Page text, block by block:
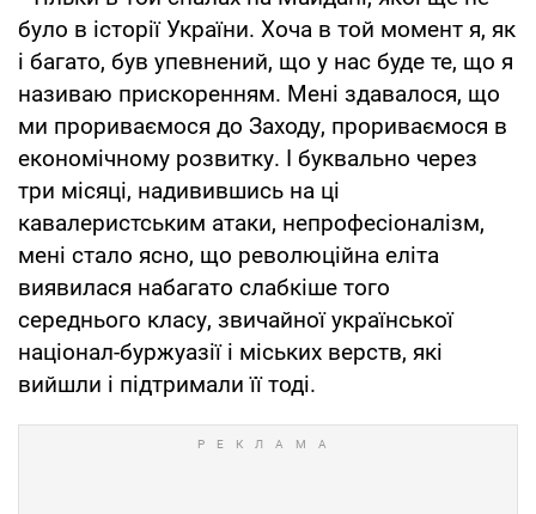
було в історії України. Хоча в той момент я, як
і багато, був упевнений, що у нас буде те, що я
називаю прискоренням. Мені здавалося, що
ми прориваємося до Заходу, прориваємося в
економічному розвитку. І буквально через
три місяці, надивившись на ці
кавалеристським атаки, непрофесіоналізм,
мені стало ясно, що революційна еліта
виявилася набагато слабкіше того
середнього класу, звичайної української
націонал-буржуазії і міських верств, які
вийшли і підтримали її тоді.